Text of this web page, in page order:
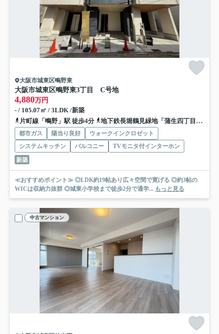
大阪市城東区鴫野東
大阪市城東区鴫野東3丁目 C号地
4,880万円
- / 105.07㎡ / 3LDK /新築
片町線「鴫野」駅 徒歩4分
地下鉄長堀鶴見緑地「蒲生四丁目」駅 徒歩18分
都市ガス 陽当り良好
ウォークインクロゼット
システムキッチン
バルコニー
TVモニタ付インターホン
新築
≪おすすめポイント≫ ◎LDK約19帖あり広々空間で寛げる ◎約3帖の
WICは収納力抜群 ◎城東小学校まで徒歩2分で通学... もっと見る
中古マンション